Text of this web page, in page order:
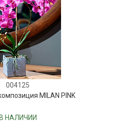
004125
MILAN PINK
В НАЛИЧИИ